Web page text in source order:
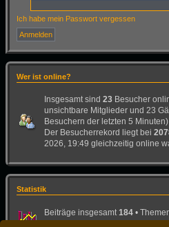
Ich habe mein Passwort vergessen
Wer ist online?
Insgesamt sind 23 Besucher
unsichtbare Mitglieder und 23
Besuchern der letzten 5 Minuten)
Der Besucherrekord liegt bei
2026, 19:49 gleichzeitig online
Statistik
Beiträge insgesamt 184 •
insgesamt26• Unser neuestes